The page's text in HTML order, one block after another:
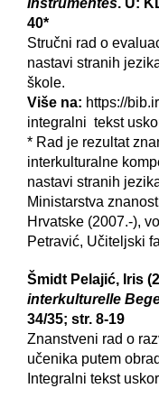
Instrumentes. U:
40*
Stručni rad o
nastavi stranih
škole.
Više na: https://
integralni tekst
* Rad je rezultat
interkulturalne
nastavi stranih
Ministarstva
Hrvatske (2007.-),
Petravić, Učiteljski
Šmidt Pelajić, Iris
interkulturelle
34/35; str. 8-19
Znanstveni rad o
učenika putem
Integralni tekst